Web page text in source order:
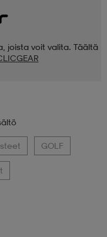
joista voit valita. Täältä
GOLF